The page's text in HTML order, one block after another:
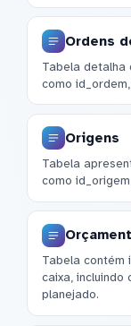
Ordens
Tabela detalha
como
Origens
Tabela
como
Tabela contém
caixa, incluindo
planejado.